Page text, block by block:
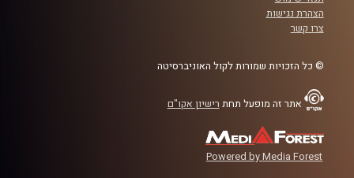
הצהרת נגישות
צרו קשר
© כל הזכויות שמורות לקול האוניברסיטה
אתר זה מופעל תחת רישיון אקו"ם
Powered by Media Forest